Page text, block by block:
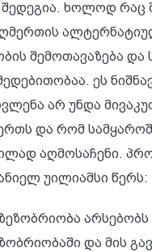
ხოლოდ რაც
შემოთავაზება და
ეს
არ უნდა
და რომ
აღმოსაჩენი.
უილიამსი წერს:
არსებობს
და მის